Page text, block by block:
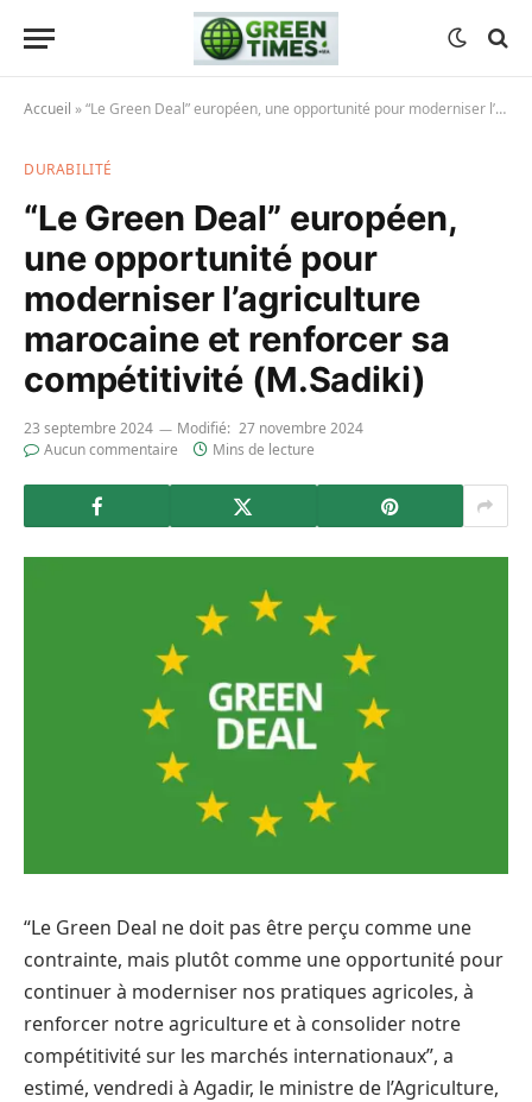
Accueil »“Le Green Deal” européen, une opportunité pour moderniser l’agriculture marocaine et renforcer sa compétitivité (M.Sadiki)
DURABILITÉ
“Le Green Deal” européen,
une opportunité pour
moderniser l’agriculture
marocaine et renforcer sa
compétitivité (M.Sadiki)
23 septembre 2024 Modifié: 27 novembre 2024
Aucun commentaire
Mins de lecture
“Le Green Deal ne doit pas être perçu comme une
contrainte, mais plutôt comme une opportunité pour
continuer à moderniser nos pratiques agricoles, à
renforcer notre agriculture et à consolider notre
compétitivité sur les marchés internationaux”, a
estimé, vendredi à Agadir, le ministre de l’Agriculture,